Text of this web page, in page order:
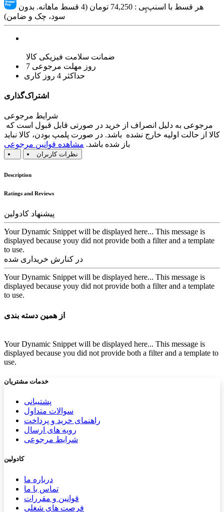
هر قسط با اسنپ‌پِی : 74,250
تومان (4 قسط ماهانه. بدون
سود، چک و ضامن)
ضمانت سلامت فیزیکی کالا
7 روز مهلت مرجوعی
حداکثر 4 روز کاری
اشتراک‌گذاری
شرایط مرجوعی
کالا از حالت اولیه خارج نشده باشد. در صورت پلمپ بودن، کالا نباید
باز شده باشد. مشاهده قوانین مرجوعی
نظرات کاربران
Description
Ratings and Reviews
پیشنهاد کادولین
Your Dynamic Snippet will be displayed here... This message is
displayed because youy did not provide both a filter and a template
to use.
در کنارش خریداری شده
Your Dynamic Snippet will be displayed here... This message is
displayed because youy did not provide both a filter and a template
to use.
از همین دسته بندی
Your Dynamic Snippet will be displayed here... This message is
displayed because you did not provide both a filter and a template to
use.
خدمات مشتریان
پشتیب​​انی
سوالات متداول
راهنمای خرید و پرداخت
رویه های ارسال
شرایط مرجوعی
کادولین
درباره ما
تماس با ما
قوانین و مقررات
فرصت های شغلی